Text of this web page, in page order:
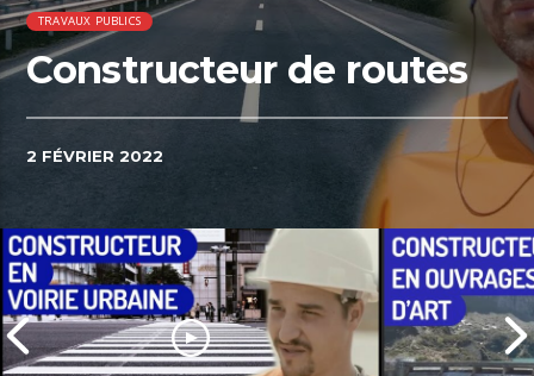
TRAVAUX PUBLICS
Constructeur de routes
2 FÉVRIER 2022